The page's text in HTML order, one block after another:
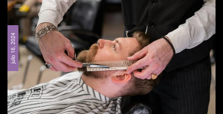
julio 16, 2024